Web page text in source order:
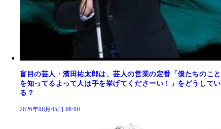
盲目の芸人・濱田祐太郎は、芸人の営業の定番「僕たちのこと
を知ってるよって人は手を挙げてくださーい！」をどうしてい
る？
2026年08月05日 08:00